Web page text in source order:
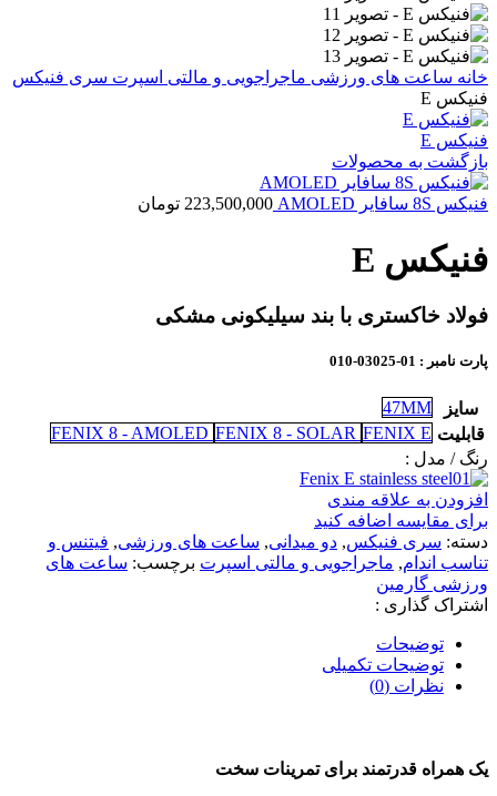
خانه ساعت های ورزشی ماجراجویی و مالتی اسپرت سری فنیکس
فنیکس E
فنیکس E
بازگشت به محصولات
فنیکس 8S سافایر AMOLED 223,500,000 تومان
فنیکس E
فولاد خاکستری با بند سیلیکونی مشکی
پارت نامبر : 01-03025-010
سایز
47MM
قابلیت
FENIX 8 - AMOLED FENIX 8 - SOLAR FENIX E
رنگ / مدل :
افزودن به علاقه مندی
برای مقایسه اضافه کنید
دسته: سری فنیکس, دو میدانی, ساعت های ورزشی, فیتنس و
تناسب اندام, ماجراجویی و مالتی اسپرت برچسب: ساعت های
ورزشی گارمین
اشتراک گذاری :
توضیحات
توضیحات تکمیلی
نظرات (0)
یک همراه قدرتمند برای تمرینات سخت